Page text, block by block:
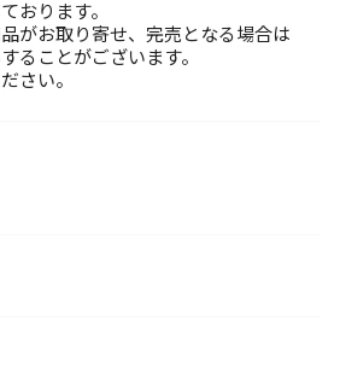
おります。
がお取り寄せ、完売となる場合は
ることがございます。
さい。